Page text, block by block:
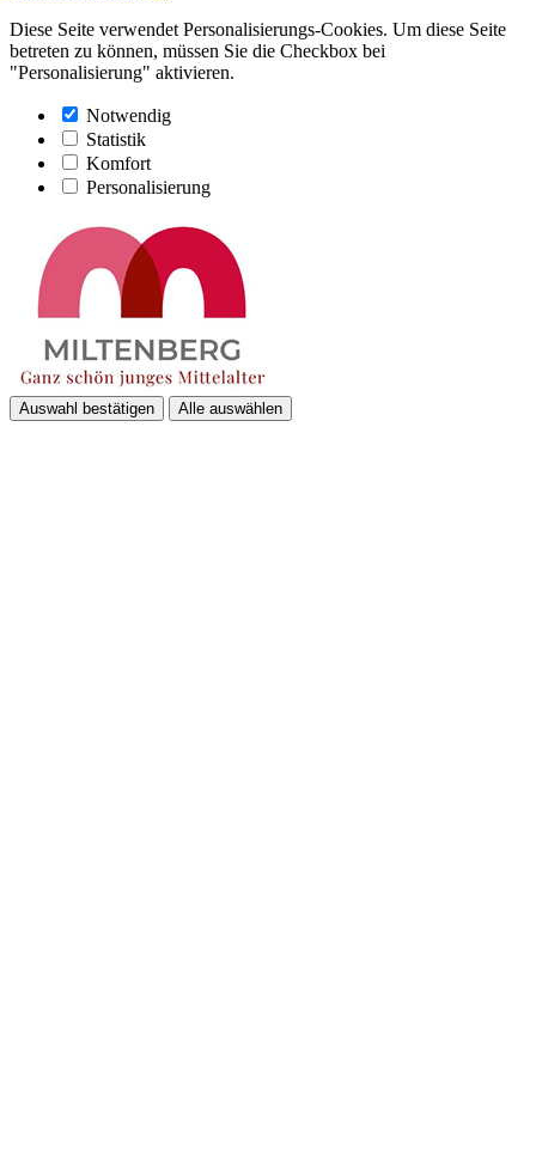
Diese Seite verwendet Personalisierungs-Cookies. Um diese Seite
betreten zu können, müssen Sie die Checkbox bei
"Personalisierung" aktivieren.
Notwendig
Statistik
Komfort
Personalisierung
Auswahl bestätigen Alle auswählen